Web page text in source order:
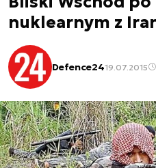
nuklearnym z
Defence2419.07.2015